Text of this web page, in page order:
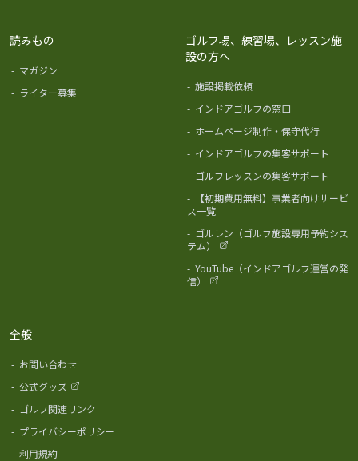
読みもの
- マガジン
- ライター募集
ゴルフ場、練習場、レッスン施
設の方へ
- 施設掲載依頼
- インドアゴルフの窓口
- ホームページ制作・保守代行
- インドアゴルフの集客サポート
- ゴルフレッスンの集客サポート
-
【初期費用無料】事業者向けサービ
ス一覧
- ゴルレン（ゴルフ施設専用予約シス
テム）
- YouTube（インドアゴルフ運営の発
信）
全般
- お問い合わせ
- 公式グッズ
- ゴルフ関連リンク
- プライバシーポリシー
- 利用規約